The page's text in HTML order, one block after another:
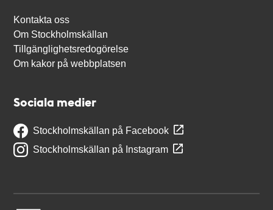
Kontakta oss
Om Stockholmskällan
Tillgänglighetsredogörelse
Om kakor på webbplatsen
Sociala medier
Stockholmskällan på Facebook
Stockholmskällan på Instagram